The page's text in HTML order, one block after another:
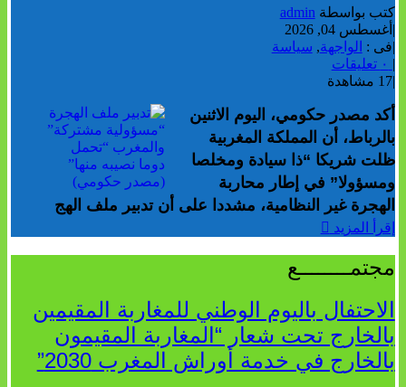
كتب بواسطةadmin
أغسطس 04, 2026
فى : الواجهة,سياسة
17 مشاهدة
أكد مصدر حكومي، اليوم الاثنين
بالرباط، أن المملكة المغربية
ظلت شريكا “ذا سيادة ومخلصا
ومسؤولا” في إطار محاربة
الهجرة غير النظامية، مشددا على أن تدبير ملف الهج
إقرأ المزيد
مجتمــــــــع
الاحتفال باليوم الوطني للمغاربة المقيمين
بالخارج تحت شعار “المغاربة المقيمون
بالخارج في خدمة أوراش المغرب 2030”